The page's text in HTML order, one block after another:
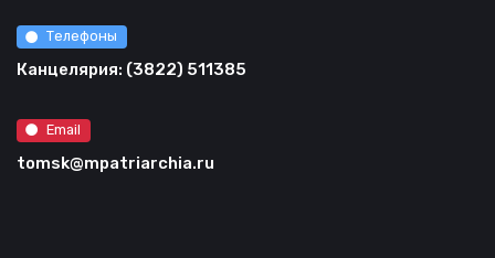
Телефоны
Канцелярия: (3822) 511385
Email
tomsk@mpatriarchia.ru